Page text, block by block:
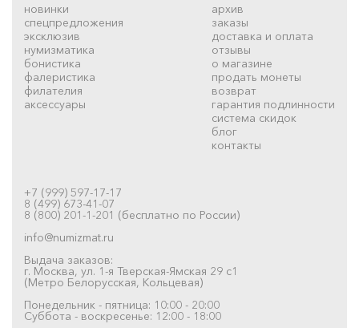
новинки
спецпредложения
эксклюзив
нумизматика
бонистика
фалеристика
филателия
аксессуары
архив
заказы
доставка и оплата
отзывы
о магазине
продать монеты
возврат
гарантия подлинности
система скидок
блог
контакты
+7 (999) 597-17-17
8 (499) 673-41-07
8 (800) 201-1-201 (бесплатно по России)
info@numizmat.ru
Выдача заказов:
г. Москва, ул. 1-я Тверская-Ямская 29 с1
(Метро Белорусская, Кольцевая)
Понедельник - пятница: 10:00 - 20:00
Суббота - воскресенье: 12:00 - 18:00